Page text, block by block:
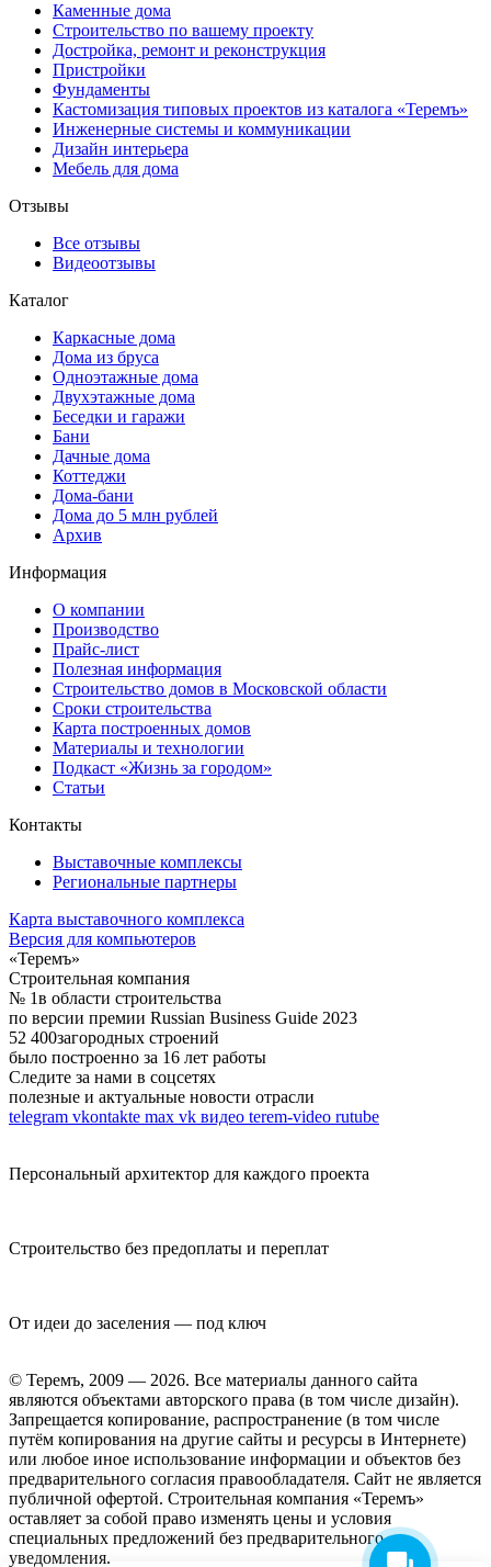
Каменные дома
Строительство по вашему проекту
Достройка, ремонт и реконструкция
Пристройки
Фундаменты
Кастомизация типовых проектов из каталога «Теремъ»
Инженерные системы и коммуникации
Дизайн интерьера
Мебель для дома
Отзывы
Все отзывы
Видеоотзывы
Каталог
Каркасные дома
Дома из бруса
Одноэтажные дома
Двухэтажные дома
Беседки и гаражи
Бани
Дачные дома
Коттеджи
Дома-бани
Дома до 5 млн рублей
Архив
Информация
О компании
Производство
Прайс-лист
Полезная информация
Строительство домов в Московской области
Сроки строительства
Карта построенных домов
Материалы и технологии
Подкаст «Жизнь за городом»
Статьи
Контакты
Выставочные комплексы
Региональные партнеры
Карта выставочного комплекса
Версия для компьютеров
«Теремъ»
Строительная компания
№ 1в области строительства
по версии премии Russian Business Guide 2023
52 400загородных строений
было построенно за 16 лет работы
Следите за нами в соцсетях
полезные и актуальные новости отрасли
telegram vkontakte max vk видео terem-video rutube
Персональный архитектор для каждого проекта
Строительство без предоплаты и переплат
От идеи до заселения — под ключ
© Теремъ, 2009 — 2026. Все материалы данного сайта
являются объектами авторского права (в том числе дизайн).
Запрещается копирование, распространение (в том числе
путём копирования на другие сайты и ресурсы в Интернете)
или любое иное использование информации и объектов без
предварительного согласия правообладателя. Cайт не является
публичной офертой. Строительная компания «Теремъ»
оставляет за собой право изменять цены и условия
специальных предложений без предварительного
уведомления.